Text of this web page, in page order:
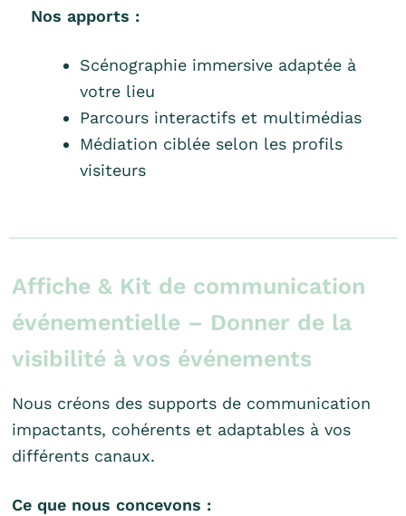
Nos apports :
Scénographie immersive adaptée à
votre lieu
Parcours interactifs et multimédias
Médiation ciblée selon les profils
visiteurs
Affiche & Kit de communication
événementielle – Donner de la
visibilité à vos événements
Nous créons des supports de communication
impactants, cohérents et adaptables à vos
différents canaux.
Ce que nous concevons :